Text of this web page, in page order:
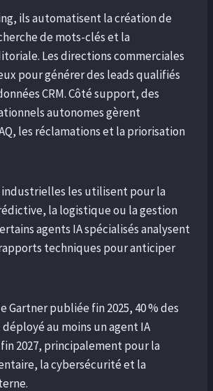
ils automatisent la création de
de mots-clés et la
Les directions commerciales
pour générer des leads qualifiés
CRM. Côté support, des
autonomes gèrent
les réclamations et la priorisation
industrielles les utilisent pour la
la logistique ou la gestion
agents IA spécialisés analysent
techniques pour anticiper
Gartner publiée fin 2025, 40 % des
au moins un agent IA
2027, principalement pour la
la cybersécurité et la